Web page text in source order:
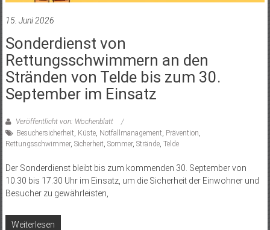
15. Juni 2026
Sonderdienst von
Rettungsschwimmern an den
Stränden von Telde bis zum 30.
September im Einsatz
Veröffentlicht von: Wochenblatt
Besuchersicherheit Küste, Notfallmanagement Prävention
Rettungsschwimmer, Sicherheit Sommer, Strände, Telde
Der Sonderdienst bleibt bis zum kommenden 30. September von
10.30 bis 17.30 Uhr im Einsatz, um die Sicherheit der Einwohner und
Besucher zu gewährleisten,
Weiterlesen